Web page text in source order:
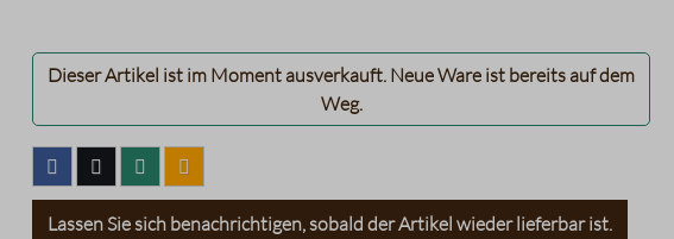
Dieser Artikel ist im Moment ausverkauft. Neue Ware ist bereits auf dem
Weg.
Lassen Sie sich benachrichtigen, sobald der Artikel wieder lieferbar ist.